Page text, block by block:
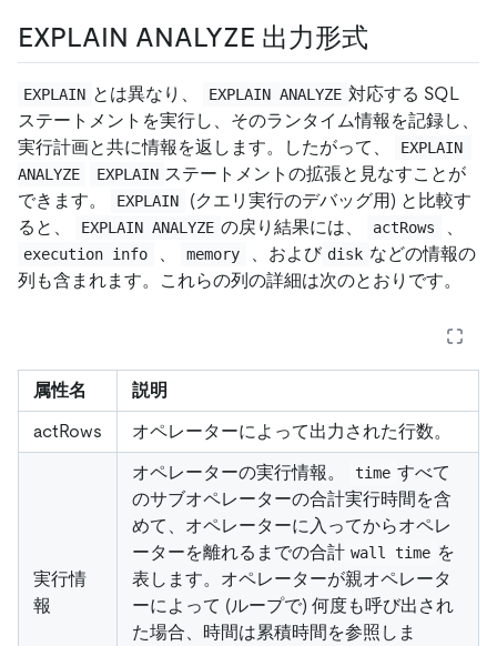
EXPLAIN ANALYZE 出力形式
EXPLAIN とは異なり、 EXPLAIN ANALYZE 対応する SQL
ステートメントを実行し、そのランタイム情報を記録し、
実行計画と共に情報を返します。したがって、
EXPLAIN
ANALYZE
EXPLAIN ステートメントの拡張と見なすことが
できます。
EXPLAIN
(クエリ実行のデバッグ用) と比較す
ると、
EXPLAIN ANALYZE の戻り結果には、 actRows 、
execution info 、 memory 、および disk などの情報の
列も含まれます。これらの列の詳細は次のとおりです。
属性名
説明
actRows
オペレーターによって出力された行数。
実行情
報
オペレーターの実行情報。 time すべて
のサブオペレーターの合計実行時間を含
めて、オペレーターに入ってからオペレ
ーターを離れるまでの合計 wall time を
表します。オペレーターが親オペレータ
ーによって (ループで) 何度も呼び出され
た場合、時間は累積時間を参照しま